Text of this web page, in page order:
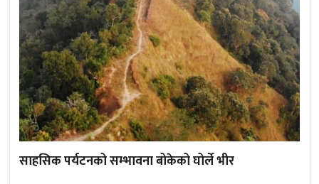
साहसिक पर्यटनको सम्भावना बोकेको घोर्ले भीर